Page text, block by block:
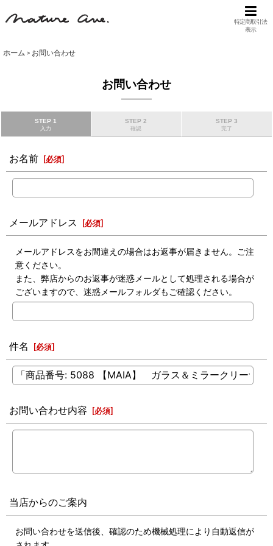
特定商取引法
表示
ホーム > お問い合わせ
お問い合わせ
STEP 1
入力
STEP 2
確認
STEP 3
完了
お名前 [必須]
メールアドレス [必須]
メールアドレスをお間違えの場合はお返事が届きません。ご注
意ください。
また、弊店からのお返事が迷惑メールとして処理される場合が
ございますので、迷惑メールフォルダもご確認ください。
件名 [必須]
お問い合わせ内容 [必須]
当店からのご案内
お問い合わせを送信後、確認のため機械処理により自動返信が